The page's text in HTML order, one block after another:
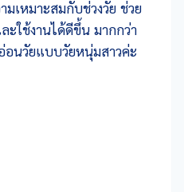
เหมาะสมกับช่วงวัย ช่วย
ะใช้งานได้ดีขึ้น มากกว่า
อนวัยแบบวัยหนุ่มสาวค่ะ